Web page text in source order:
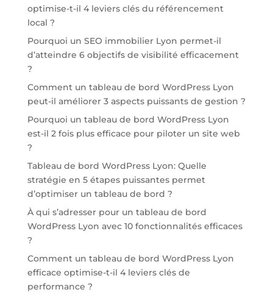
optimise-t-il 4 leviers clés du référencement
local ?
Pourquoi un SEO immobilier Lyon permet-il
d’atteindre 6 objectifs de visibilité efficacement
?
Comment un tableau de bord WordPress Lyon
peut-il améliorer 3 aspects puissants de gestion ?
Pourquoi un tableau de bord WordPress Lyon
est-il 2 fois plus efficace pour piloter un site web
?
Tableau de bord WordPress Lyon: Quelle
stratégie en 5 étapes puissantes permet
d’optimiser un tableau de bord ?
À qui s’adresser pour un tableau de bord
WordPress Lyon avec 10 fonctionnalités efficaces
?
Comment un tableau de bord WordPress Lyon
efficace optimise-t-il 4 leviers clés de
performance ?